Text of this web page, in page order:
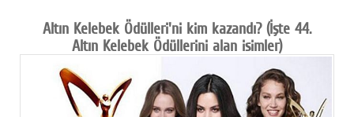
Teknoloji
Spor
Eğitim
Altın Kelebek Ödülleri'ni kim kazandı? (İşte 44.
Altın Kelebek Ödüllerini alan isimler)